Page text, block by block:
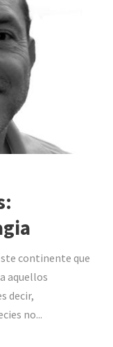
continente que
aquellos
decir,
no...